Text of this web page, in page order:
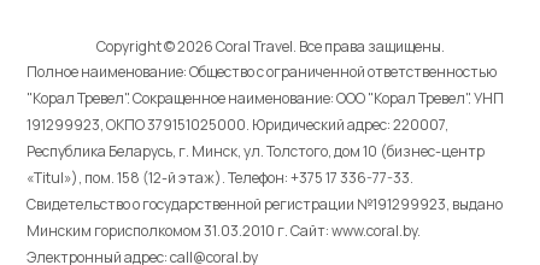
Copyright © 2026 Coral Travel. Все права защищены.
Полное наименование: Общество с ограниченной ответственностью
"Корал Тревел". Сокращенное наименование: ООО "Корал Тревел". УНП
191299923, ОКПО 379151025000. Юридический адрес: 220007,
Республика Беларусь, г. Минск, ул. Толстого, дом 10 (бизнес-центр
«Titul»), пом. 158 (12-й этаж). Телефон: +375 17 336-77-33.
Свидетельство о государственной регистрации №191299923, выдано
Минским горисполкомом 31.03.2010 г. Cайт: www.coral.by.
Электронный адрес: call@coral.by